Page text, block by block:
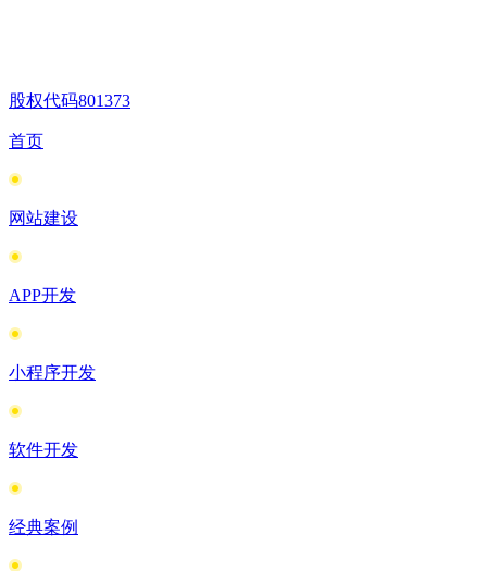
股权代码801373
首页
网站建设
APP开发
小程序开发
软件开发
经典案例